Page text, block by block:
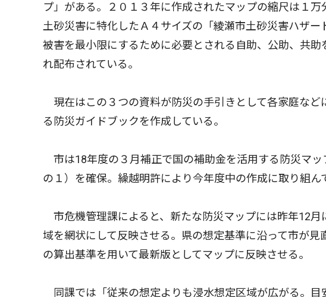
プ」がある。２０１３年に作成されたマップの縮尺は１万
土砂災害に特化したＡ４サイズの「綾瀬市土砂災害ハザ
被害を最小限にするために必要とされる自助、公助、共
れ配布されている。
現在はこの３つの資料が防災の手引きとして各家庭な
る防災ガイドブックを作成している。
市は18年度の３月補正で国の補助金を活用する防災マ
の１）を確保。繰越明許により今年度中の作成に取り組ん
市危機管理課によると、新たな防災マップには昨年12
域を網状にして反映させる。県の想定基準に沿って市が
の算出基準を用いて最新版としてマップに反映させる。
同課では「従来の想定よりも浸水想定区域が広がる。目